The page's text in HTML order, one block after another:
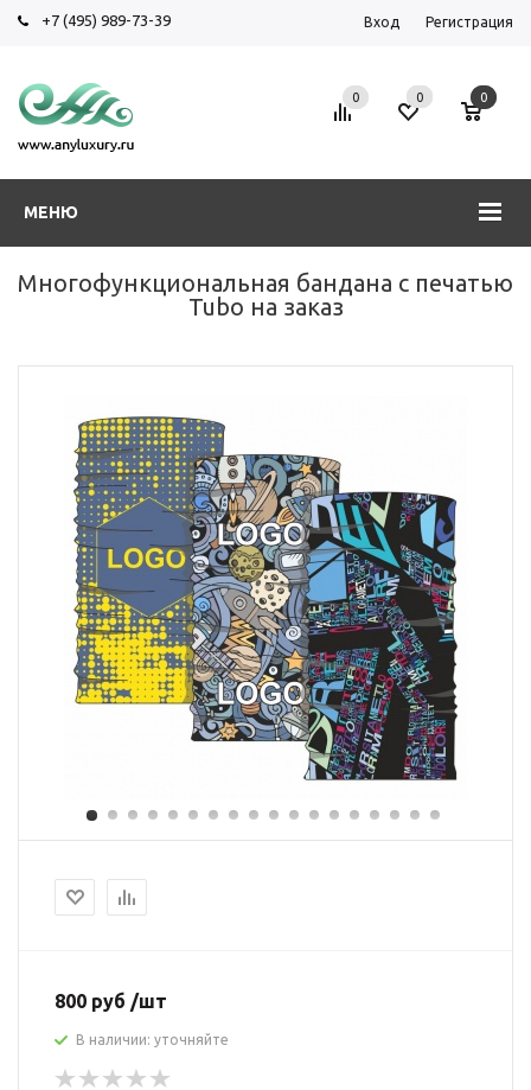
+7 (495) 989-73-39 Вход Регистрация
МЕНЮ
0 0 0
Многофункциональная бандана с печатью
Tubo на заказ
800 руб /шт
В наличии: уточняйте